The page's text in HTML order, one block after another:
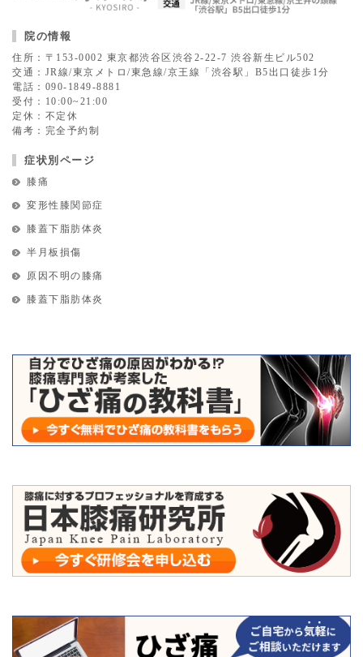
院の情報
住所：〒153-0002 東京都渋谷区渋谷2-22-7 渋谷新生ビル502
交通：JR線/東京メトロ/東急線/京王線「渋谷駅」B5出口徒歩1分
電話：090-1849-8881
受付：10:00~21:00
定休：不定休
備考：完全予約制
症状別ページ
膝痛
変形性膝関節症
膝蓋下脂肪体炎
半月板損傷
原因不明の膝痛
膝蓋下脂肪体炎